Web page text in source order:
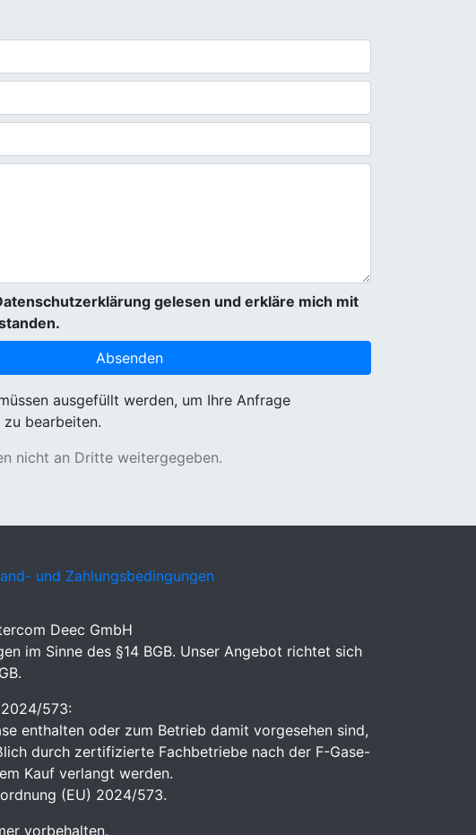
gelesen und erkläre mich mit
ausgefüllt werden, um Ihre Anfrage
bearbeiten.
nicht an Dritte weitergegeben.
und Zahlungsbedingungen
Deec GmbH
im Sinne des §14 BGB. Unser Angebot richtet sich
573:
enthalten oder zum Betrieb damit vorgesehen sind,
durch zertifizierte Fachbetriebe nach der F-Gase-
Kauf verlangt werden.
(EU) 2024/573.
vorbehalten.